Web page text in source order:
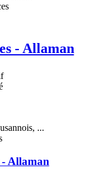
- Allaman
...
- Allaman